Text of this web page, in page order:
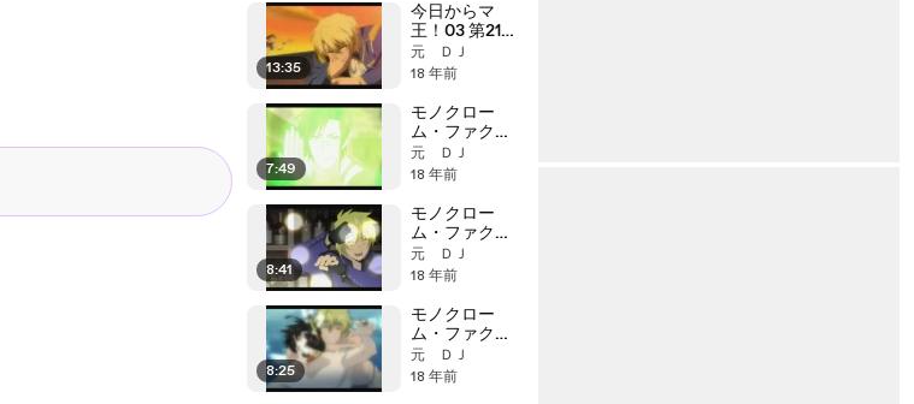
13:35
今日からマ
王！03 第21話
「苦い別れ」 b
元 ＤＪ
18 年前
7:49
モノクロー
ム・ファクタ
ー 22話 背信の
影 b
元 ＤＪ
18 年前
8:41
モノクロー
ム・ファクタ
ー 第20話 献身
の影 a
元 ＤＪ
18 年前
8:25
モノクロー
ム・ファクタ
ー 19話 楽園の
影 a
元 ＤＪ
18 年前